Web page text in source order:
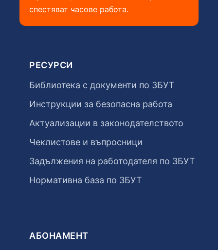
спестяват часове работа.
РЕСУРСИ
Библиотека с документи по ЗБУТ
Инструкции за безопасна работа
Актуализации в законодателството
Чеклистове и въпросници
Задължения на работодателя по ЗБУТ
Нормативна база по ЗБУТ
АБОНАМЕНТ